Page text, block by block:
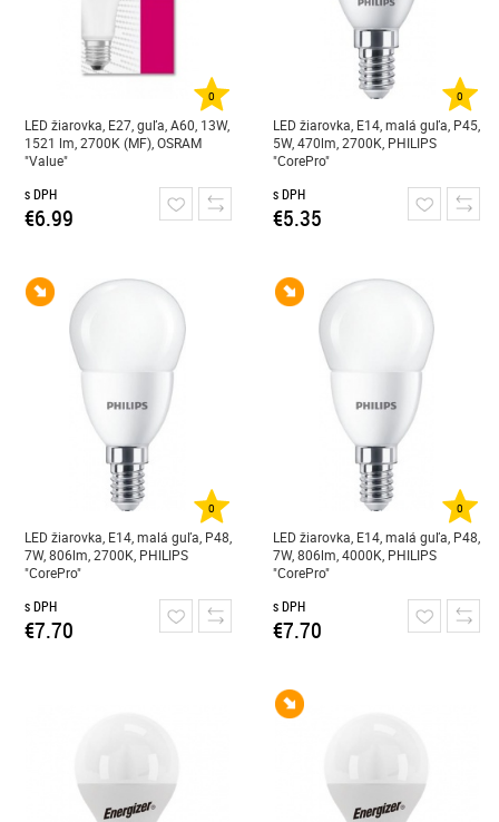
0
LED žiarovka, E27, guľa, A60, 13W,
1521 lm, 2700K (MF), OSRAM
"Value"
s DPH
€6.99
0
LED žiarovka, E14, malá guľa, P45,
5W, 470lm, 2700K, PHILIPS
"CorePro"
s DPH
€5.35
0
LED žiarovka, E14, malá guľa, P48,
7W, 806lm, 2700K, PHILIPS
"CorePro"
s DPH
€7.70
0
LED žiarovka, E14, malá guľa, P48,
7W, 806lm, 4000K, PHILIPS
"CorePro"
s DPH
€7.70